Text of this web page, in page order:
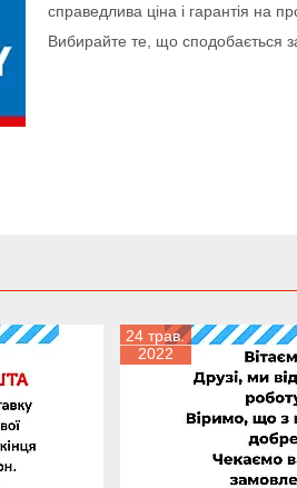
справедлива ціна і гарантія на
Вибирайте те, що сподобається
24 трав.
2022